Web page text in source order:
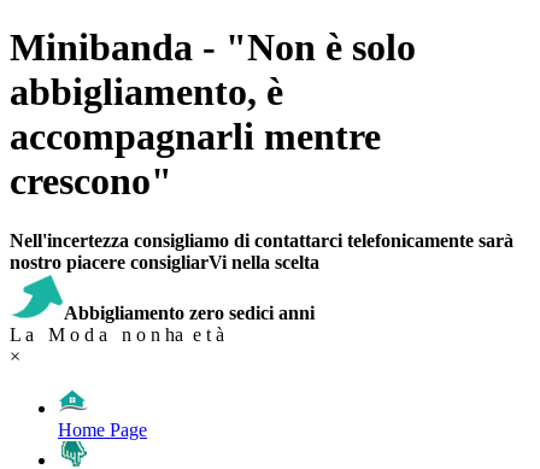
Minibanda - "Non è solo
abbigliamento, è
accompagnarli mentre
crescono"
Nell'incertezza consigliamo di contattarci telefonicamente sarà
nostro piacere consigliarVi nella scelta
Abbigliamento zero sedici anni
L a M o d a n o n ha e t à
×
Home Page